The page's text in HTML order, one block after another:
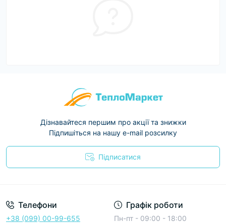
Дізнавайтеся першим про акції та знижки
Підпишіться на нашу e-mail розсилку
Підписатися
Телефони
+38 (099) 00-99-655
Графік роботи
Пн-пт - 09:00 - 18:00